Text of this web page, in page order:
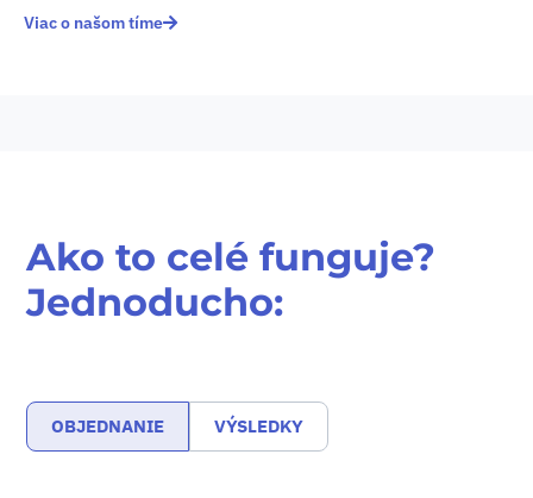
Viac o našom tíme
Ako to celé funguje?
Jednoducho:
OBJEDNANIE VÝSLEDKY